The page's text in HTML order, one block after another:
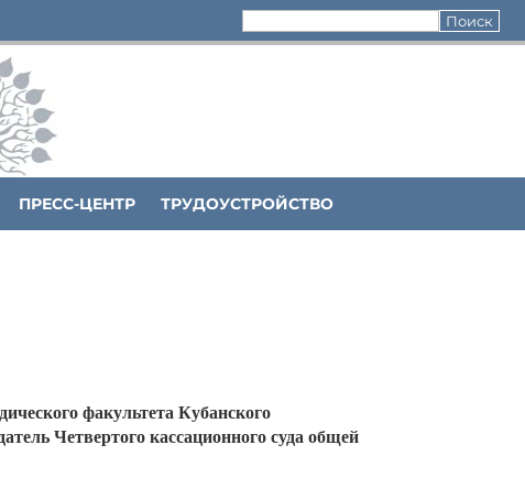
ПРЕСС-ЦЕНТР ТРУДОУСТРОЙСТВО
факультета Кубанского
Четвертого кассационного суда общей